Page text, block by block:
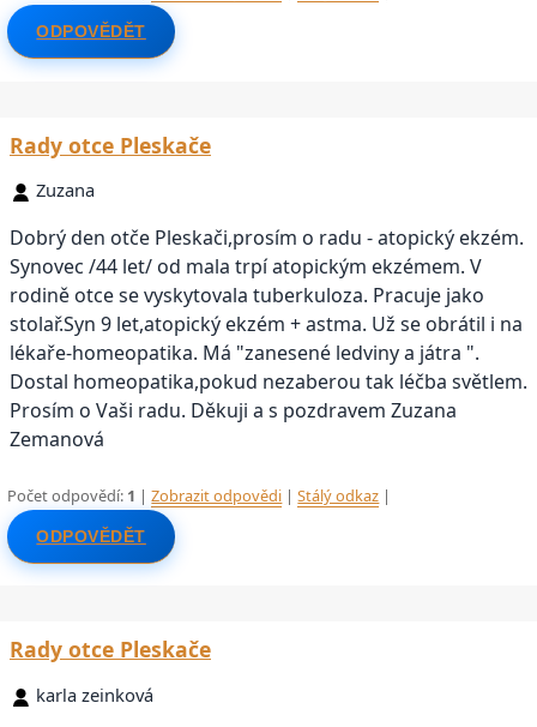
ODPOVĚDĚT
Rady otce Pleskače
Zuzana
Dobrý den otče Pleskači,prosím o radu - atopický ekzém.
Synovec /44 let/ od mala trpí atopickým ekzémem. V
rodině otce se vyskytovala tuberkuloza. Pracuje jako
stolař.Syn 9 let,atopický ekzém + astma. Už se obrátil i na
lékaře-homeopatika. Má "zanesené ledviny a játra ".
Dostal homeopatika,pokud nezaberou tak léčba světlem.
Prosím o Vaši radu. Děkuji a s pozdravem Zuzana
Zemanová
Počet odpovědí: 1 |Zobrazit odpovědi |Stálý odkaz |
ODPOVĚDĚT
Rady otce Pleskače
karla zeinková